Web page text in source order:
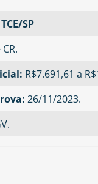
SP
R$7.691,61 a
26/11/2023.